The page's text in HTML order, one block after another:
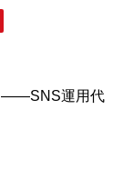
——SNS運用代